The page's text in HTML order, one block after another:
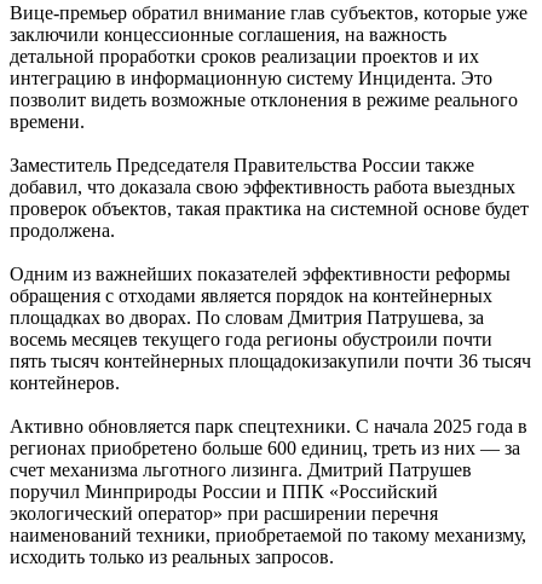
Вице-премьер обратил внимание глав субъектов, которые уже
заключили концессионные соглашения, на важность
детальной проработки сроков реализации проектов и их
интеграцию в информационную систему Инцидента. Это
позволит видеть возможные отклонения в режиме реального
времени.
Заместитель Председателя Правительства России также
добавил, что доказала свою эффективность работа выездных
проверок объектов, такая практика на системной основе будет
продолжена.
Одним из важнейших показателей эффективности реформы
обращения с отходами является порядок на контейнерных
площадках во дворах. По словам Дмитрия Патрушева, за
восемь месяцев текущего года регионы обустроили почти
пять тысяч контейнерных площадокизакупили почти 36 тысяч
контейнеров.
Активно обновляется парк спецтехники. С начала 2025 года в
регионах приобретено больше 600 единиц, треть из них — за
счет механизма льготного лизинга. Дмитрий Патрушев
поручил Минприроды России и ППК «Российский
экологический оператор» при расширении перечня
наименований техники, приобретаемой по такому механизму,
исходить только из реальных запросов.